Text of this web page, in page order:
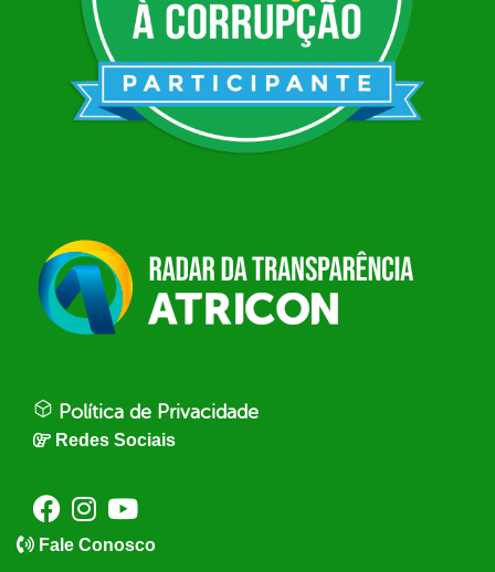
Política de Privacidade
Redes Sociais
Fale Conosco